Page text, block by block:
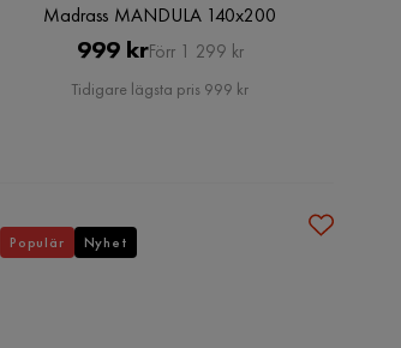
Madrass MANDULA 140x200
Pris
999 kr Original
Pris
Förr 1 299 kr
Tidigare lägsta pris 999 kr
Populär Nyhet